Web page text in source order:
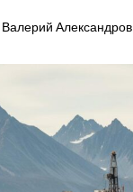
Валерий Александров